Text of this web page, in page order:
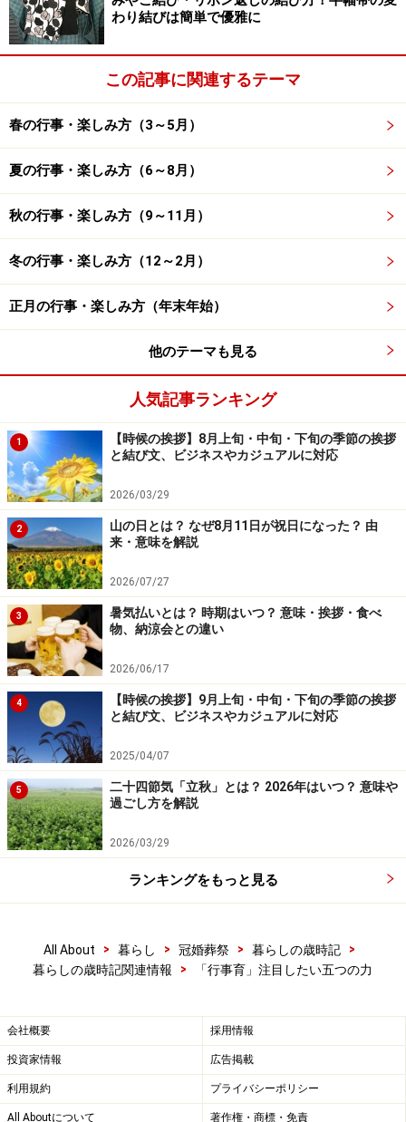
わり結びは簡単で優雅に
この記事に関連するテーマ
春の行事・楽しみ方（3～5月）
夏の行事・楽しみ方（6～8月）
秋の行事・楽しみ方（9～11月）
冬の行事・楽しみ方（12～2月）
正月の行事・楽しみ方（年末年始）
他のテーマも見る
人気記事ランキング
1
【時候の挨拶】8月上旬・中旬・下旬の季節の挨拶
と結び文、ビジネスやカジュアルに対応
2026/03/29
2
山の日とは？ なぜ8月11日が祝日になった？ 由
来・意味を解説
2026/07/27
3
暑気払いとは？ 時期はいつ？ 意味・挨拶・食べ
物、納涼会との違い
2026/06/17
4
【時候の挨拶】9月上旬・中旬・下旬の季節の挨拶
と結び文、ビジネスやカジュアルに対応
2025/04/07
5
二十四節気「立秋」とは？ 2026年はいつ？ 意味や
過ごし方を解説
2026/03/29
ランキングをもっと見る
All About > 暮らし > 冠婚葬祭 > 暮らしの歳時記
>
暮らしの歳時記関連情報
> 「行事育」注目したい五つの力
会社概要 採用情報
投資家情報 広告掲載
利用規約 プライバシーポリシー
All Aboutについて 著作権・商標・免責